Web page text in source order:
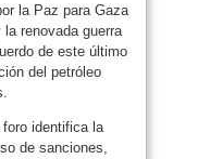
la Paz para Gaza
renovada guerra
de este último
del petróleo
identifica la
de sanciones,